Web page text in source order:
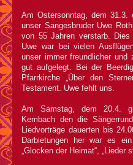
Am Ostersonntag, dem 31.3.
unser Sangesbruder Uwe
von 55 Jahren verstarb.
Uwe war bei vielen
unser immer freundlicher und
gut aufgelegt. Bei der
Pfarrkirche „Über den
Testament. Uwe fehlt uns.
Am Samstag, dem 20.4.
Kembach den die
Liedvorträge dauerten bis
Darbietungen her war es
„Glocken der Heimat“, „Lieder